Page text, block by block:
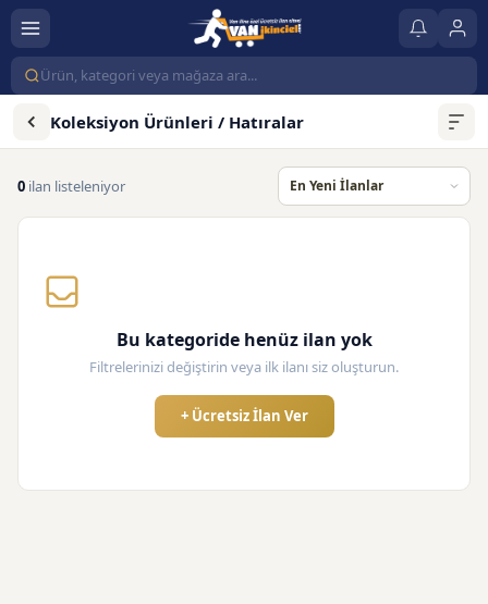
Koleksiyon Ürünleri / Hatıralar
0 ilan listeleniyor
Bu kategoride henüz ilan yok
Filtrelerinizi değiştirin veya ilk ilanı siz oluşturun.
+ Ücretsiz İlan Ver